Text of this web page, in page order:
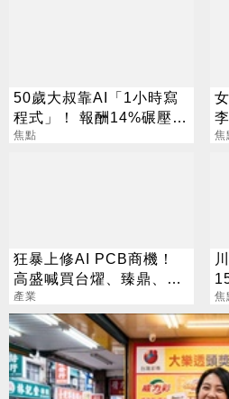
50歲大叔靠AI「1小時寫
程式」！ 報酬14%碾壓標
普 直接辭職去炒股
焦點
錢
焦
狂暴上修AI PCB商機！
高盛喊買台燿、臻鼎、台
產業 焦